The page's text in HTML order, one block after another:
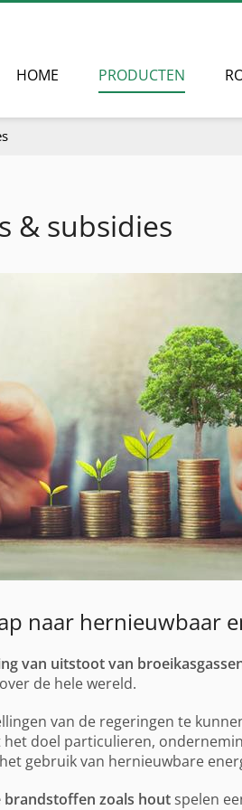
HOME PRODUCTEN
& subsidies
naar hernieuwbaar
van uitstoot van
de hele wereld.
van de regeringen te
doel particulieren,
gebruik van hernieuwbare
brandstoffen zoals houtspelen